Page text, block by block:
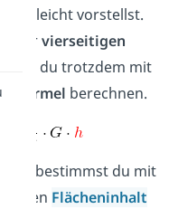
vielleicht vorstellst.
dervierseitigen
du trotzdem mit
Formel berechnen.
bestimmst du mit
den Flächeninhalt